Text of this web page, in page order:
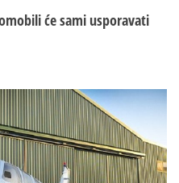
će sami usporavati